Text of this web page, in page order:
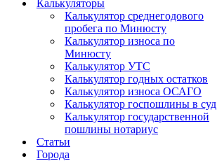
Калькуляторы
Калькулятор среднегодового
пробега по Минюсту
Калькулятор износа по
Минюсту
Калькулятор УТС
Калькулятор годных остатков
Калькулятор износа ОСАГО
Калькулятор госпошлины в суд
Калькулятор государственной
пошлины нотариус
Статьи
Города